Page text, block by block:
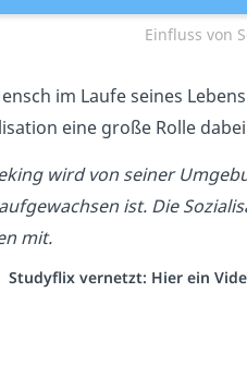
Einfluss von
im Laufe seines
eine große Rolle
wird von seiner
ist. Die
mit.
Studyflix vernetzt: Hier ein